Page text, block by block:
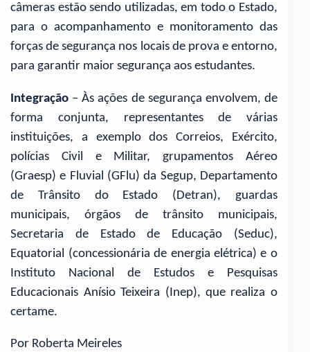
câmeras estão sendo utilizadas, em todo o Estado,
para o acompanhamento e monitoramento das
forças de segurança nos locais de prova e entorno,
para garantir maior segurança aos estudantes.
Integração – Às ações de segurança envolvem, de
forma conjunta, representantes de várias
instituições, a exemplo dos Correios, Exército,
polícias Civil e Militar, grupamentos Aéreo
(Graesp) e Fluvial (GFlu) da Segup, Departamento
de Trânsito do Estado (Detran), guardas
municipais, órgãos de trânsito municipais,
Secretaria de Estado de Educação (Seduc),
Equatorial (concessionária de energia elétrica) e o
Instituto Nacional de Estudos e Pesquisas
Educacionais Anísio Teixeira (Inep), que realiza o
certame.
Por Roberta Meireles